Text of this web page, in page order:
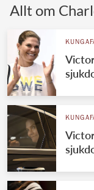
Allt om